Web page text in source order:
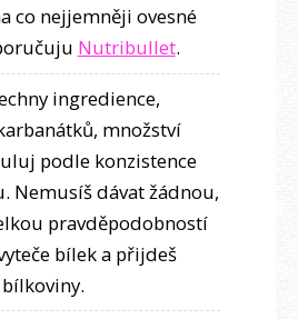
co nejjemněji ovesné
Nutribullet.
ingredience,
množství
podle konzistence
Nemusíš dávat žádnou,
pravděpodobností
bílek a přijdeš